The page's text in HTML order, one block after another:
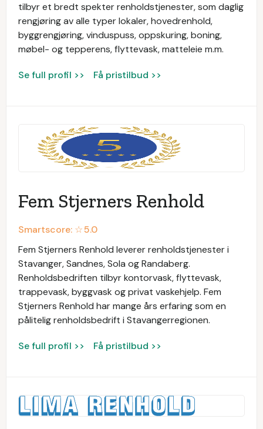
tilbyr et bredt spekter renholdstjenester, som daglig
rengjøring av alle typer lokaler, hovedrenhold,
byggrengjøring, vinduspuss, oppskuring, boning,
møbel- og tepperens, flyttevask, matteleie m.m.
Se full profil >> Få pristilbud >>
Fem Stjerners Renhold
Smartscore: ☆5.0
Fem Stjerners Renhold leverer renholdstjenester i
Stavanger, Sandnes, Sola og Randaberg.
Renholdsbedriften tilbyr kontorvask, flyttevask,
trappevask, byggvask og privat vaskehjelp. Fem
Stjerners Renhold har mange års erfaring som en
pålitelig renholdsbedrift i Stavangerregionen.
Se full profil >> Få pristilbud >>